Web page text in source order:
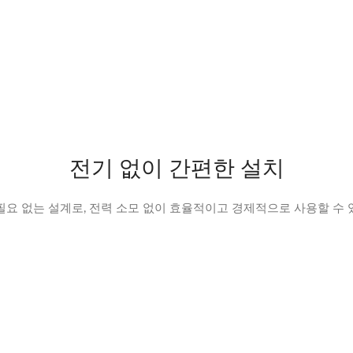
전기 없이 간편한 설치
요 없는 설계로, 전력 소모 없이 효율적이고 경제적으로 사용할 수